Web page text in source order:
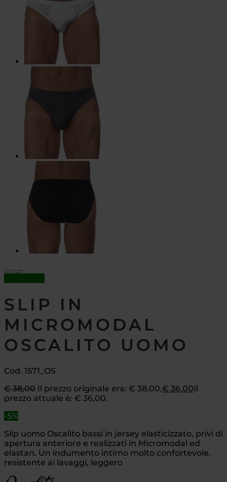
SLIP IN
MICROMODAL
OSCALITO UOMO
Cod. 1571_OS
€38,00 Il prezzo originale era: € 38,00.€ 36,00Il
prezzo attuale è: € 36,00.
-5%
Slip uomo Oscalito bassi in jersey elasticizzato, privi di
apertura anteriore e realizzati in Micromodal ed
elastan. Un indumento intimo molto confortevole,
resistente ai lavaggi, leggero